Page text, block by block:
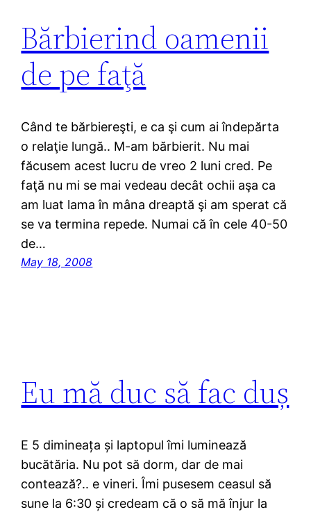
Bărbierind oamenii
de pe faţă
Când te bărbiereşti, e ca şi cum ai îndepărta
o relaţie lungă.. M-am bărbierit. Nu mai
făcusem acest lucru de vreo 2 luni cred. Pe
faţă nu mi se mai vedeau decât ochii aşa ca
am luat lama în mâna dreaptă şi am sperat că
se va termina repede. Numai că în cele 40-50
de…
May 18, 2008
Eu mă duc să fac duș
E 5 dimineața și laptopul îmi luminează
bucătăria. Nu pot să dorm, dar de mai
contează?.. e vineri. Îmi pusesem ceasul să
sune la 6:30 și credeam că o să mă înjur la